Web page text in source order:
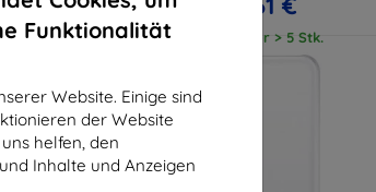
Funktionalität
Website. Einige sind
der Website
helfen, den
Inhalte und Anzeigen
> 5 Stk. Auf Lager > 5 Stk.